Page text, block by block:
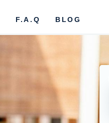
F.A.Q BLOG